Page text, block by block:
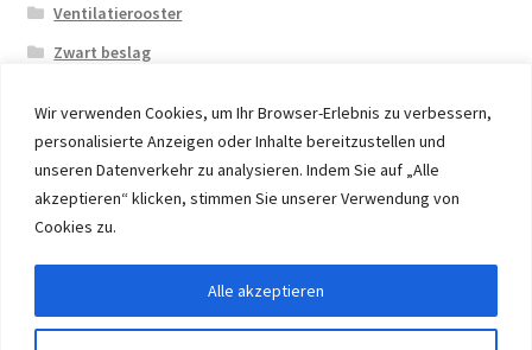
Wir verwenden Cookies, um Ihr Browser-Erlebnis zu verbessern,
personalisierte Anzeigen oder Inhalte bereitzustellen und
unseren Datenverkehr zu analysieren. Indem Sie auf „Alle
akzeptieren“ klicken, stimmen Sie unserer Verwendung von
Cookies zu.
Alle akzeptieren
Ventilatierooster
Zwart beslag
© 2026 Eruon Trade UG, Germany, member of the ERUON